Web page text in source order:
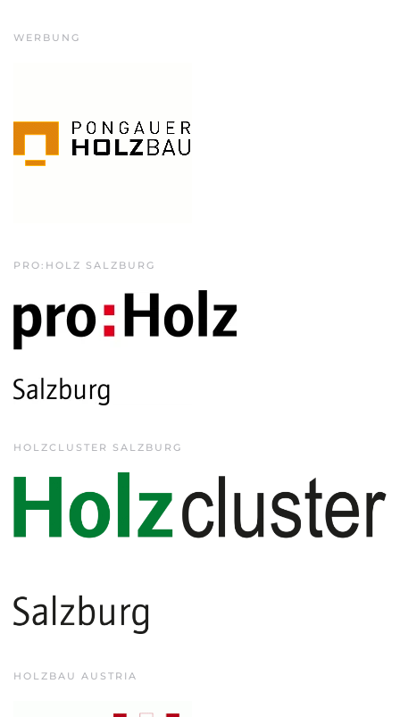
WERBUNG
PRO:HOLZ SALZBURG
HOLZCLUSTER SALZBURG
HOLZBAU AUSTRIA